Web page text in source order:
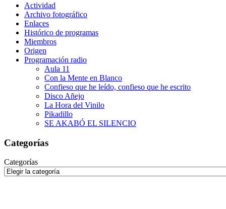
Actividad
Archivo fotográfico
Enlaces
Histórico de programas
Miembros
Origen
Programación radio
Aula 11
Con la Mente en Blanco
Confieso que he leído, confieso que he escrito
Disco Añejo
La Hora del Vinilo
Pikadillo
SE AKABÓ EL SILENCIO
Categorías
Categorías